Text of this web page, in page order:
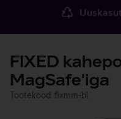
FIXED
MagSafe'iga
Tootekood: fixmm-bl